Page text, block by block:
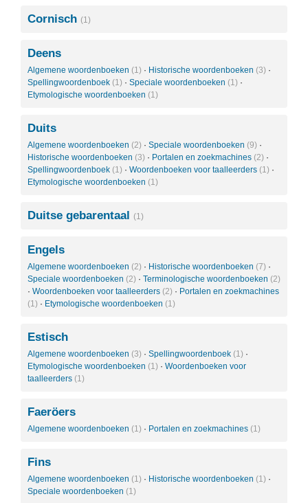
Cornisch (1)
Deens
Algemene woordenboeken (1) · Historische woordenboeken (3) ·
Spellingwoordenboek (1) · Speciale woordenboeken (1) ·
Etymologische woordenboeken (1)
Duits
Algemene woordenboeken (2) · Speciale woordenboeken (9) ·
Historische woordenboeken (3) · Portalen en zoekmachines (2) ·
Spellingwoordenboek (1) · Woordenboeken voor taalleerders (1) ·
Etymologische woordenboeken (1)
Duitse gebarentaal (1)
Engels
Algemene woordenboeken (2) · Historische woordenboeken (7) ·
Speciale woordenboeken (2) · Terminologische woordenboeken (2)
· Woordenboeken voor taalleerders (2) · Portalen en zoekmachines
(1) · Etymologische woordenboeken (1)
Estisch
Algemene woordenboeken (3) · Spellingwoordenboek (1) ·
Etymologische woordenboeken (1) · Woordenboeken voor
taalleerders (1)
Faeröers
Algemene woordenboeken (1) · Portalen en zoekmachines (1)
Fins
Algemene woordenboeken (1) · Historische woordenboeken (1) ·
Speciale woordenboeken (1)